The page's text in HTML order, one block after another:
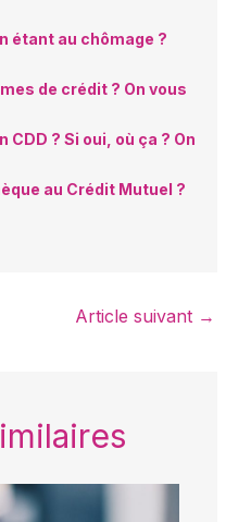
étant au chômage ?
de crédit ? On vous
? Si oui, où ça ? On
au Crédit Mutuel ?
Article suivant →